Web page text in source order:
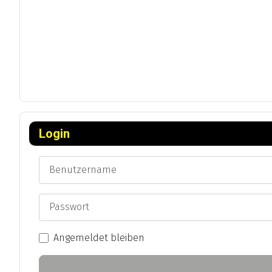
Login
Angemeldet bleiben